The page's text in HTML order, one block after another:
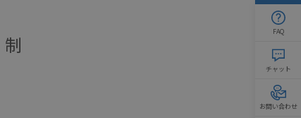
FAQ
チャット
お問い合わせ